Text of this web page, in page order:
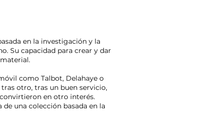
en la investigación y la
Su capacidad para crear y dar
como Talbot, Delahaye o
otro, tras un buen servicio,
en otro interés.
una colección basada en la